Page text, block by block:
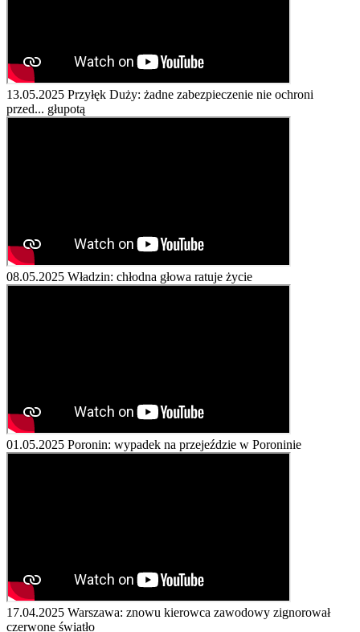
13.05.2025 Przyłęk Duży: żadne zabezpieczenie nie ochroni
przed... głupotą
08.05.2025 Władzin: chłodna głowa ratuje życie
01.05.2025 Poronin: wypadek na przejeździe w Poroninie
17.04.2025 Warszawa: znowu kierowca zawodowy zignorował
czerwone światło